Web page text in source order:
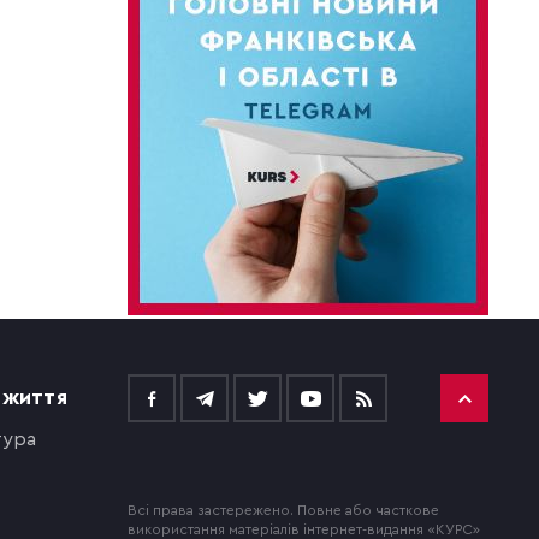
Всі права застережено. Повне або часткове
використання матеріалів інтернет-видання «КУРС»